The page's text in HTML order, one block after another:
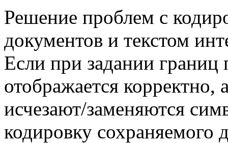
Решение проблем с
документов и текстом
Если при задании
отображается корректно,
исчезают/заменяются
кодировку сохраняемого